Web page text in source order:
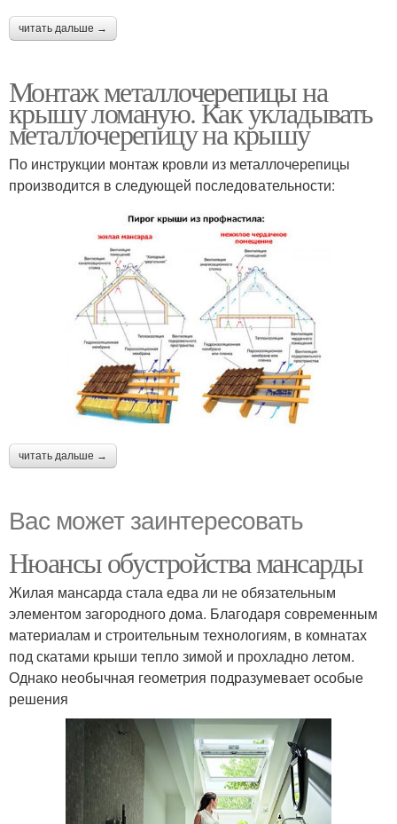
читать дальше →
Монтаж металлочерепицы на
крышу ломаную. Как укладывать
металлочерепицу на крышу
По инструкции монтаж кровли из металлочерепицы
производится в следующей последовательности:
читать дальше →
Вас может заинтересовать
Нюансы обустройства мансарды
Жилая мансарда стала едва ли не обязательным
элементом загородного дома. Благодаря современным
материалам и строительным технологиям, в комнатах
под скатами крыши тепло зимой и прохладно летом.
Однако необычная геометрия подразумевает особые
решения